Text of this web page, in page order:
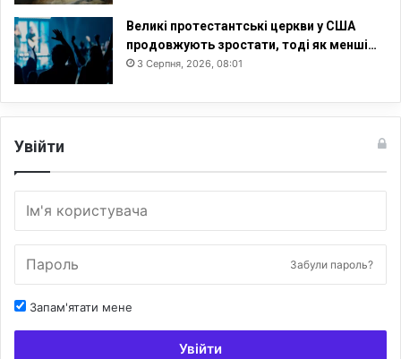
Великі протестантські церкви у США
продовжують зростати, тоді як менші…
3 Серпня, 2026, 08:01
Увійти
Забули пароль?
Запам'ятати мене
Увійти